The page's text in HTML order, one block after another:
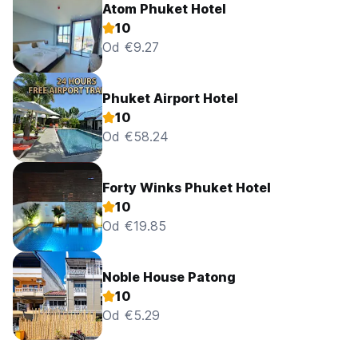
Atom Phuket Hotel
10
Od €9.27
Phuket Airport Hotel
10
Od €58.24
Forty Winks Phuket Hotel
10
Od €19.85
Noble House Patong
10
Od €5.29